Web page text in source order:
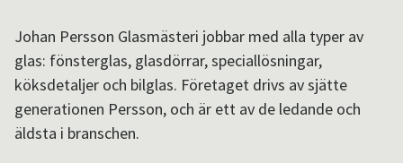
Om SPOK
Johan Persson Glasmästeri jobbar med alla typer av
glas: fönsterglas, glasdörrar, speciallösningar,
köksdetaljer och bilglas. Företaget drivs av sjätte
generationen Persson, och är ett av de ledande och
äldsta i branschen.